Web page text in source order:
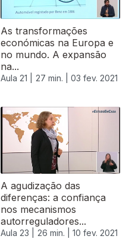
As transformações
económicas na Europa e
no mundo. A expansão
na...
Aula 21 | 27 min. | 03 fev. 2021
A agudização das
diferenças: a confiança
nos mecanismos
autorreguladores...
Aula 23 | 26 min. | 10 fev. 2021